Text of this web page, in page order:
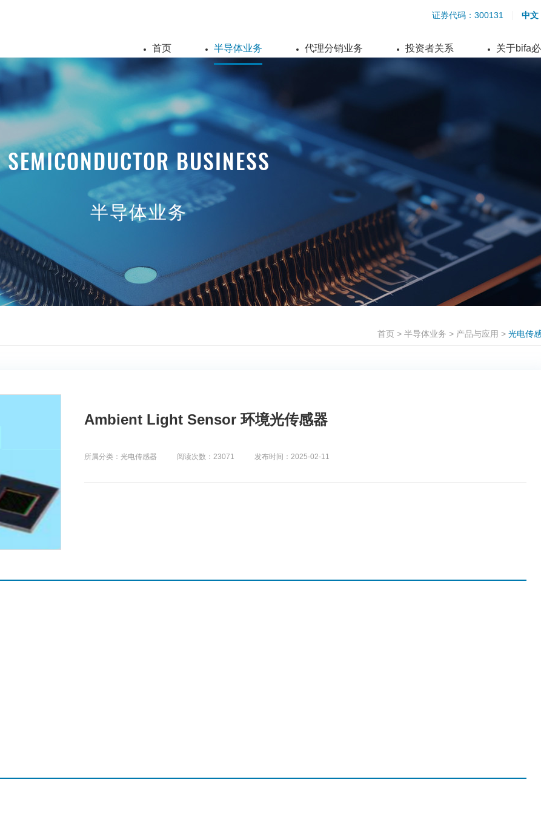
中文
证券代码：300131
首页 半导体业务 代理分销业务 投资者关系 关于bifa
SEMICONDUCTOR BUSINESS
半导体业务
首页 > 半导体业务 > 产品与应用 > 光电传
Ambient Light Sensor 环境光传感器
所属分类：光电传感器 阅读次数：23071 发布时间：2025-02-11